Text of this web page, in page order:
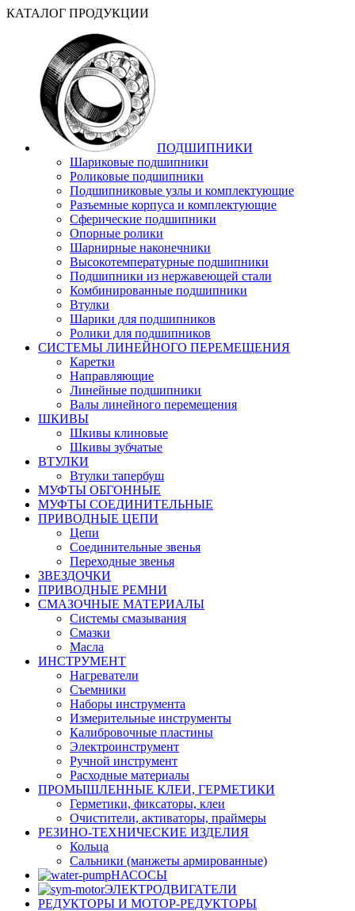
КАТАЛОГ ПРОДУКЦИИ
ПОДШИПНИКИ
Шариковые подшипники
Роликовые подшипники
Подшипниковые узлы и комплектующие
Разъемные корпуса и комплектующие
Сферические подшипники
Опорные ролики
Шарнирные наконечники
Высокотемпературные подшипники
Подшипники из нержавеющей стали
Комбинированные подшипники
Втулки
Шарики для подшипников
Ролики для подшипников
СИСТЕМЫ ЛИНЕЙНОГО ПЕРЕМЕЩЕНИЯ
Каретки
Направляющие
Линейные подшипники
Валы линейного перемещения
ШКИВЫ
Шкивы клиновые
Шкивы зубчатые
ВТУЛКИ
Втулки тапербуш
МУФТЫ ОБГОННЫЕ
МУФТЫ СОЕДИНИТЕЛЬНЫЕ
ПРИВОДНЫЕ ЦЕПИ
Цепи
Соединительные звенья
Переходные звенья
ЗВЕЗДОЧКИ
ПРИВОДНЫЕ РЕМНИ
СМАЗОЧНЫЕ МАТЕРИАЛЫ
Системы смазывания
Смазки
Масла
ИНСТРУМЕНТ
Нагреватели
Съемники
Наборы инструмента
Измерительные инструменты
Калибровочные пластины
Электроинструмент
Ручной инструмент
Расходные материалы
ПРОМЫШЛЕННЫЕ КЛЕИ, ГЕРМЕТИКИ
Герметики, фиксаторы, клеи
Очистители, активаторы, праймеры
РЕЗИНО-ТЕХНИЧЕСКИЕ ИЗДЕЛИЯ
Кольца
Сальники (манжеты армированные)
НАСОСЫ
ЭЛЕКТРОДВИГАТЕЛИ
РЕДУКТОРЫ И МОТОР-РЕДУКТОРЫ